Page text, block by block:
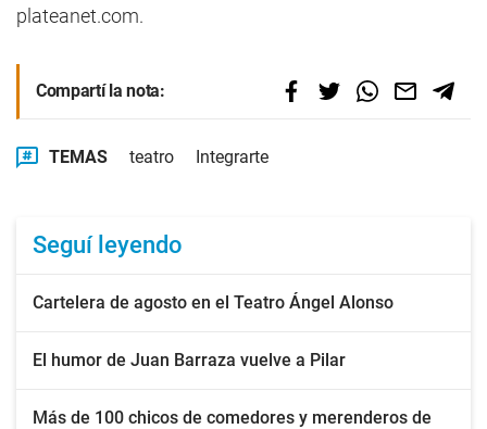
plateanet.com.
Compartí la nota:
TEMAS teatro Integrarte
Seguí leyendo
Cartelera de agosto en el Teatro Ángel Alonso
El humor de Juan Barraza vuelve a Pilar
Más de 100 chicos de comedores y merenderos de